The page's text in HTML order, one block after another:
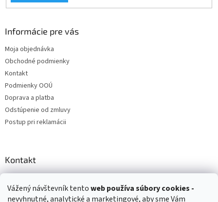
Vážený návštevník tentoweb používasúbory cookies -
nevyhnutné, analytické a marketingové, aby sme Vám
Informácie pre vás
Moja objednávka
Obchodné podmienky
Kontakt
Podmienky OOÚ
Doprava a platba
Odstúpenie od zmluvy
Postup pri reklamácii
Kontakt
+421 903 144 673